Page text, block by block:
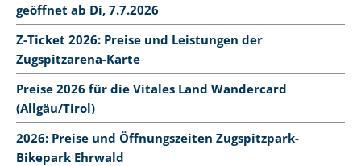
geöffnet ab Di, 7.7.2026
Z-Ticket 2026: Preise und Leistungen der
Zugspitzarena-Karte
Preise 2026 für die Vitales Land Wandercard
(Allgäu/Tirol)
2026: Preise und Öffnungszeiten Zugspitzpark-
Bikepark Ehrwald